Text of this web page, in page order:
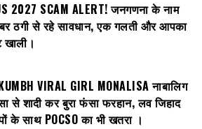
2027 SCAM ALERT! जनगणना के नाम
ठगी से रहे सावधान, एक गलती और आपका
VIRAL GIRL MONALISA नाबालिग
से शादी कर बुरा फंसा फरहान, लव जिहाद
के साथ POCSO का भी खतरा ।